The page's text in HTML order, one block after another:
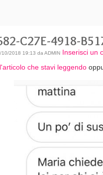
C27E-4918-
10/2018 19:13 da ADMIN Inserisci un
che stavi leggendo